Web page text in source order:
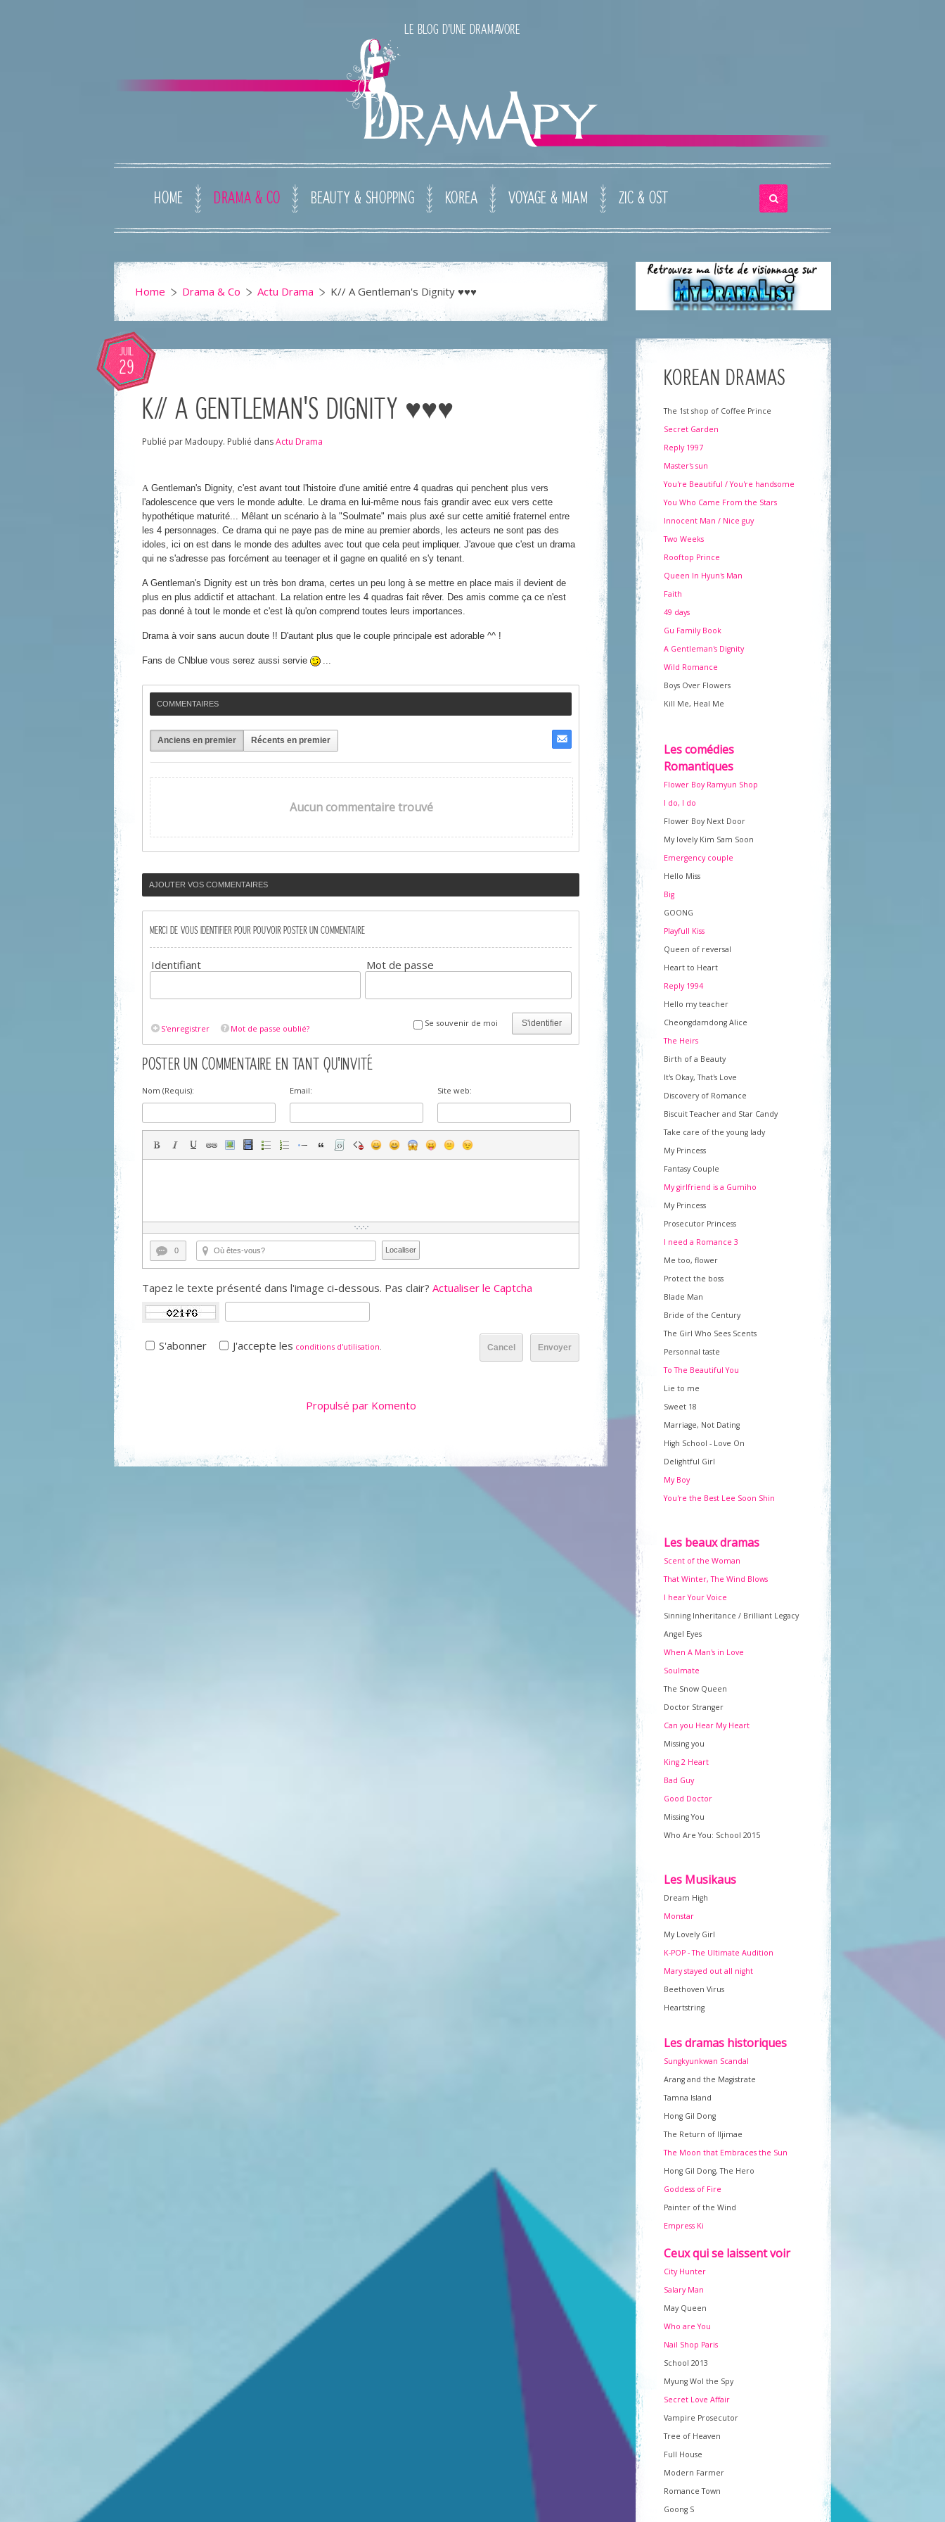
LE BLOG D'UNE DRAMAVORE
HOME DRAMA & CO BEAUTY & SHOPPING KOREA VOYAGE & MIAM ZIC & OST
Home Drama & Co Actu Drama K// A Gentleman's Dignity ♥♥♥
JUIL
29
K// A GENTLEMAN'S DIGNITY ♥♥♥
Publié par Madoupy. Publié dansActu Drama
A Gentleman's Dignity, c'est avant tout l'histoire d'une amitié entre 4 quadras qui penchent plus vers
l'adolescence que vers le monde adulte. Le drama en lui-même nous fais grandir avec eux vers cette
hypothétique maturité... Mêlant un scénario à la "Soulmate" mais plus axé sur cette amitié fraternel entre
les 4 personnages. Ce drama qui ne paye pas de mine au premier abords, les acteurs ne sont pas des
idoles, ici on est dans le monde des adultes avec tout que cela peut impliquer. J'avoue que c'est un drama
qui ne s'adresse pas forcément au teenager et il gagne en qualité en s'y tenant.
A Gentleman's Dignity est un très bon drama, certes un peu long à se mettre en place mais il devient de
plus en plus addictif et attachant. La relation entre les 4 quadras fait rêver. Des amis comme ça ce n'est
pas donné à tout le monde et c'est là qu'on comprend toutes leurs importances.
Drama à voir sans aucun doute !! D'autant plus que le couple principale est adorable ^^ !
Fans de CNblue vous serez aussi servie ...
COMMENTAIRES
Anciens en premier Récents en premier
Aucun commentaire trouvé
AJOUTER VOS COMMENTAIRES
MERCI DE VOUS IDENTIFIER POUR POUVOIR POSTER UN COMMENTAIRE
Identifiant Mot de passe
S'identifier
Se souvenir de moi
S'enregistrer Mot de passe oublié?
POSTER UN COMMENTAIRE EN TANT QU'INVITÉ
Nom (Requis): Email: Site web:
0 Localiser
Tapez le texte présenté dans l'image ci-dessous. Pas clair? Actualiser le Captcha
Envoyer
Cancel
S'abonner J'accepte les conditions d'utilisation
Propulsé par Komento
KOREAN DRAMAS
The 1st shop of Coffee Prince
Secret Garden
Reply 1997
Master's sun
You're Beautiful / You're handsome
You Who Came From the Stars
Innocent Man / Nice guy
Two Weeks
Rooftop Prince
Queen In Hyun's Man
Faith
49 days
Gu Family Book
A Gentleman's Dignity
Wild Romance
Boys Over Flowers
Kill Me, Heal Me
Les comédies
Romantiques
Flower Boy Ramyun Shop
I do, I do
Flower Boy Next Door
My lovely Kim Sam Soon
Emergency couple
Hello Miss
Big
GOONG
Playfull Kiss
Queen of reversal
Heart to Heart
Reply 1994
Hello my teacher
Cheongdamdong Alice
The Heirs
Birth of a Beauty
It's Okay, That's Love
Discovery of Romance
Biscuit Teacher and Star Candy
Take care of the young lady
My Princess
Fantasy Couple
My girlfriend is a Gumiho
My Princess
Prosecutor Princess
I need a Romance 3
Me too, flower
Protect the boss
Blade Man
Bride of the Century
The Girl Who Sees Scents
Personnal taste
To The Beautiful You
Lie to me
Sweet 18
Marriage, Not Dating
High School - Love On
Delightful Girl
My Boy
You're the Best Lee Soon Shin
Les beaux dramas
Scent of the Woman
That Winter, The Wind Blows
I hear Your Voice
Sinning Inheritance / Brilliant Legacy
Angel Eyes
When A Man's in Love
Soulmate
The Snow Queen
Doctor Stranger
Can you Hear My Heart
Missing you
King 2 Heart
Bad Guy
Good Doctor
Missing You
Who Are You: School 2015
Les Musikaus
Dream High
Monstar
My Lovely Girl
K-POP - The Ultimate Audition
Mary stayed out all night
Beethoven Virus
Heartstring
Les dramas historiques
Sungkyunkwan Scandal
Arang and the Magistrate
Tamna Island
Hong Gil Dong
The Return of Iljimae
The Moon that Embraces the Sun
Hong Gil Dong, The Hero
Goddess of Fire
Painter of the Wind
Empress Ki
Ceux qui se laissent voir
City Hunter
Salary Man
May Queen
Who are You
Nail Shop Paris
School 2013
Myung Wol the Spy
Secret Love Affair
Vampire Prosecutor
Tree of Heaven
Full House
Modern Farmer
Romance Town
Goong S